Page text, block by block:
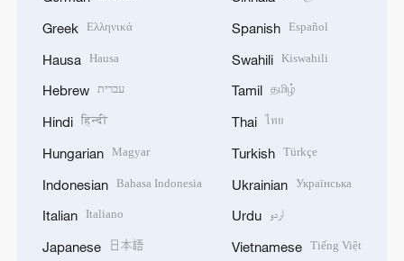
Greek Ελληνικά
Hausa Hausa
Hebrew עברית
Hindi हिन्दी
Hungarian Magyar
Indonesian Bahasa Indonesia
Italian Italiano
Japanese 日本語
Spanish Español
Swahili Kiswahili
Tamil தமிழ்
Thai ไทย
Turkish Türkçe
Ukrainian Українська
Urdu اردو
Vietnamese Tiếng Việt